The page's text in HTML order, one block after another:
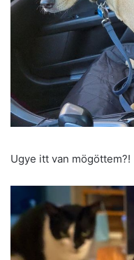
Ugye itt van mögöttem?!